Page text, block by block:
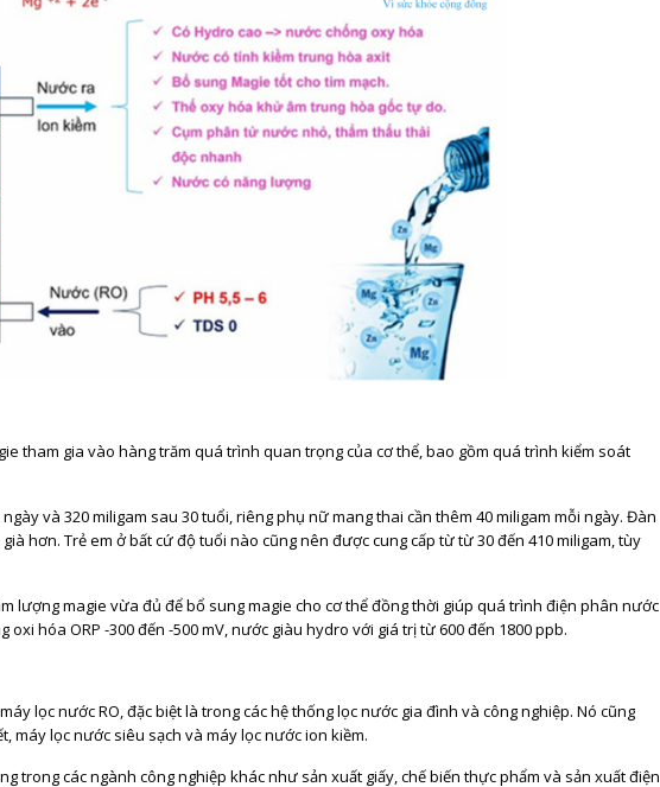
tham gia vào hàng trăm quá trình quan trọng của cơ thể, bao gồm quá trình kiểm soát
và 320 miligam sau 30 tuổi, riêng phụ nữ mang thai cần thêm 40 miligam mỗi ngày. Đàn
hơn. Trẻ em ở bất cứ độ tuổi nào cũng nên được cung cấp từ từ 30 đến 410 miligam, tùy
lượng magie vừa đủ để bổ sung magie cho cơ thể đồng thời giúp quá trình điện phân nước
hóa ORP -300 đến -500 mV, nước giàu hydro với giá trị từ 600 đến 1800 ppb.
lọc nước RO, đặc biệt là trong các hệ thống lọc nước gia đình và công nghiệp. Nó cũng
lọc nước siêu sạch và máy lọc nước ion kiềm.
trong các ngành công nghiệp khác như sản xuất giấy, chế biến thực phẩm và sản xuất điện